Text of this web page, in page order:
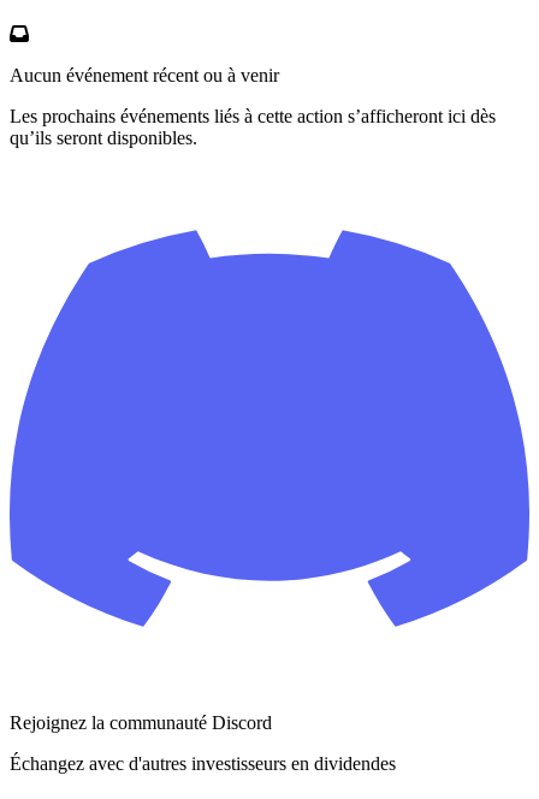
Aucun événement récent ou à venir
Les prochains événements liés à cette action s’afficheront ici dès
qu’ils seront disponibles.
Rejoignez la communauté Discord
Échangez avec d'autres investisseurs en dividendes